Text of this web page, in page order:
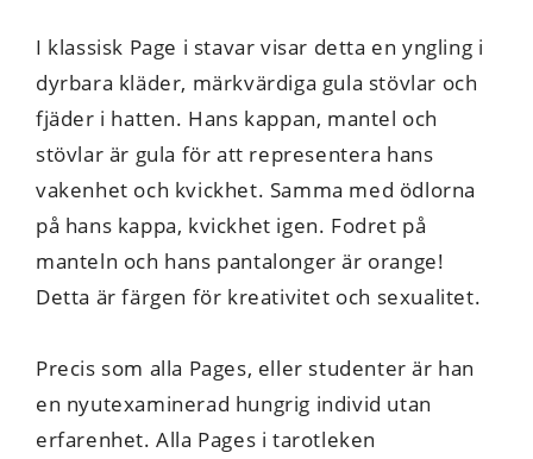
I klassisk Page i stavar visar detta en yngling i
dyrbara kläder, märkvärdiga gula stövlar och
fjäder i hatten. Hans kappan, mantel och
stövlar är gula för att representera hans
vakenhet och kvickhet. Samma med ödlorna
på hans kappa, kvickhet igen. Fodret på
manteln och hans pantalonger är orange!
Detta är färgen för kreativitet och sexualitet.
Precis som alla Pages, eller studenter är han
en nyutexaminerad hungrig individ utan
erfarenhet. Alla Pages i tarotleken